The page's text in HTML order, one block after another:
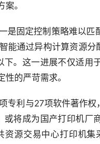
。
是固定控制策略难以匹
通过异构计算资源分
。这一进展不仅适用
的严苛需求。
专利与27项软件著作权
将成为国产打印机厂
源交易中心打印机